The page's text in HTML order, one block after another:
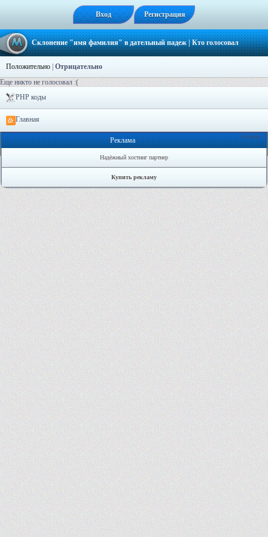
Вход Регистрация
Склонение "имя фамилия" в дательный падеж| Кто голосовал
Положительно Отрицательно
Еще никто не голосовал :(
PHP коды
Главная
Онлайн: 1
Реклама
Надёжный хостинг партнер
Купить рекламу